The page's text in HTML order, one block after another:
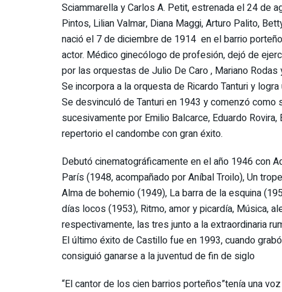
Sciammarella y Carlos A. Petit, estrenada el 24 de
Pintos, Lilian Valmar, Diana Maggi, Arturo Palito,
nació el 7 de diciembre de 1914 en el barrio
actor. Médico ginecólogo de profesión, dejó de
por las orquestas de Julio De Caro , Mariano
Se incorpora a la orquesta de Ricardo Tanturi y
Se desvinculó de Tanturi en 1943 y comenzó
sucesivamente por Emilio Balcarce, Eduardo
repertorio el candombe con gran éxito.
Debutó cinematográficamente en el año 1946 con
París (1948, acompañado por Aníbal Troilo), Un
Alma de bohemio (1949), La barra de la esquina
días locos (1953), Ritmo, amor y picardía, Música,
respectivamente, las tres junto a la extraordinaria
El último éxito de Castillo fue en 1993, cuando
consiguió ganarse a la juventud de fin de siglo
“El cantor de los cien barrios porteños”tenía una